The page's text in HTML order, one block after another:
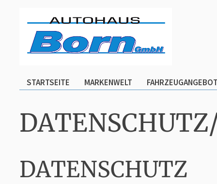
STARTSEITE MARKENWELT
DATENSCHUTZ